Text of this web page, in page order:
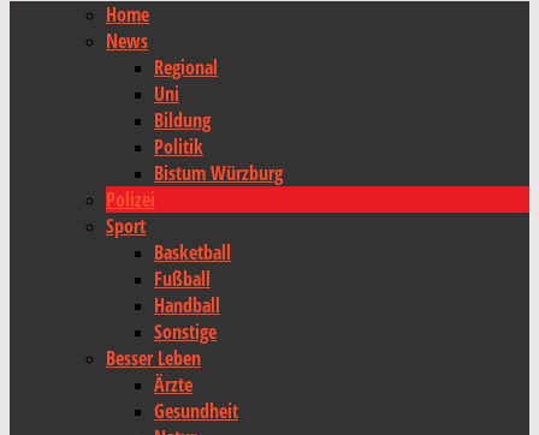
Home
News
Regional
Uni
Bildung
Politik
Bistum Würzburg
Polizei
Sport
Basketball
Fußball
Handball
Sonstige
Besser Leben
Ärzte
Gesundheit